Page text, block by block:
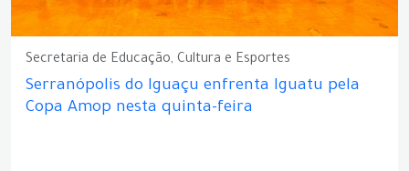
Secretaria de Educação, Cultura e Esportes
Serranópolis do Iguaçu enfrenta Iguatu pela
Copa Amop nesta quinta-feira